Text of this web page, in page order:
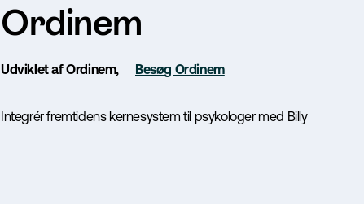
Ordinem
Udviklet af Ordinem, Besøg Ordinem
Integrér fremtidens kernesystem til psykologer med Billy